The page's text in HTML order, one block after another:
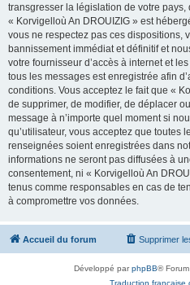
transgresser la législation de votre
« Korvigelloù An DROUIZIG » est
vous ne respectez pas ces dispositions,
bannissement immédiat et définitif et
votre fournisseur d’accès à internet et
tous les messages est enregistrée afin
conditions. Vous acceptez le fait que «
de supprimer, de modifier, de déplacer
message à n’importe quel moment si
qu’utilisateur, vous acceptez que toutes
renseignées soient enregistrées dans
informations ne seront pas diffusées à
consentement, ni « Korvigelloù An
tenus comme responsables en cas de
à compromettre vos données.
Accueil du forum Supprimer
Développé parphpBB®
Traduction française